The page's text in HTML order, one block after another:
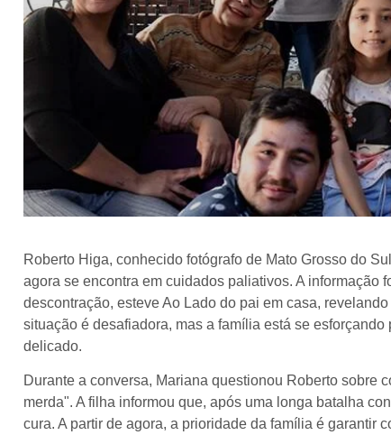
Roberto Higa, conhecido fotógrafo de Mato Grosso do
agora se encontra em cuidados paliativos. A informação
descontração, esteve Ao Lado do pai em casa,
situação é desafiadora, mas a família está se
delicado.
Durante a conversa, Mariana questionou Roberto sobre
merda". A filha informou que, após uma longa batalha
cura. A partir de agora, a prioridade da família é garantir